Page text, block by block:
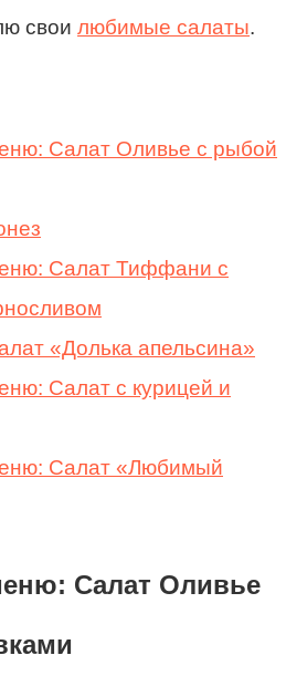
свои любимые салаты.
Салат Оливье с рыбой
Салат Тиффани с
«Долька апельсина»
Салат с курицей и
Салат «Любимый
Салат Оливье